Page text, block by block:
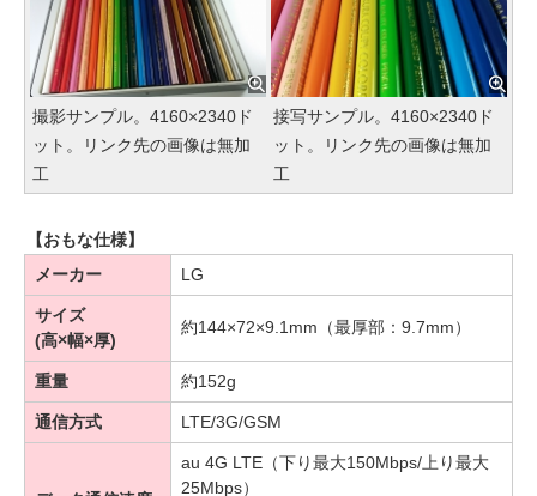
撮影サンプル。4160×2340ド
ット。リンク先の画像は無加
工
接写サンプル。4160×2340ド
ット。リンク先の画像は無加
工
【おもな仕様】
メーカー
LG
サイズ
(高×幅×厚)
約144×72×9.1mm（最厚部：9.7mm）
重量 約152g
通信方式 LTE/3G/GSM
au 4G LTE（下り最大150Mbps/上り最大
25Mbps）